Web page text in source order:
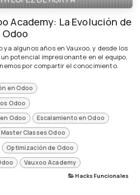
Academy: La Evolución de
Odoo
ya algunos años en Vauxoo, y desde los
potencial impresionante en el equipo,
por compartir el conocimiento.
en Odoo
Odoo
Odoo
Escalamiento en Odoo
Master Classes Odoo
Optimización de Odoo
Vauxoo Academy
Hacks Funcionales